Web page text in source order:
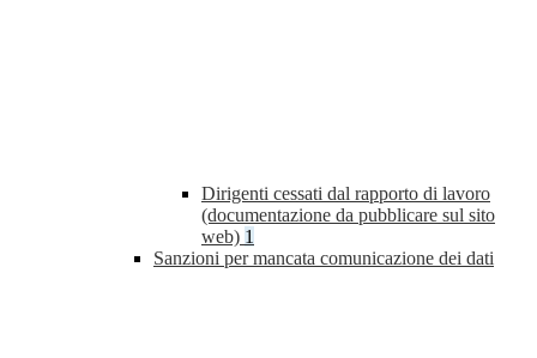
Dirigenti cessati dal rapporto di lavoro
(documentazione da pubblicare sul sito
web) 1
Sanzioni per mancata comunicazione dei dati